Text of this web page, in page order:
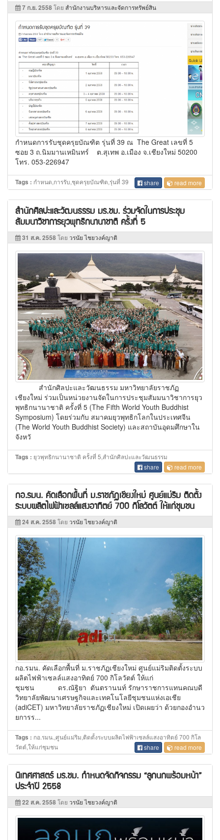
7 ก.ย. 2558โดย สำนักงานบริหารและจัดการทรัพย์สิน
กำหนดการรับชุดครุยบัณฑิต รุ่นที่ 39 ณ The Great เลขที่ 5
ซอย 3 ถ.นิมมานเหมินทร์ ต.สุเทพ อ.เมือง จ.เชียงใหม่ 50200
โทร. 053-226947
Tags : กำหนด,การรับ,ชุดครุยบัณฑิต,รุ่นที่ 39 share read more
สำนักศิลปะและวัฒนธรรม มร.ชม. ร่วมจัดในการประชุม
สัมมนาวิชาการยุวพุทธิกนานาชาติ ครั้งที่ 5
31 ส.ค. 2558โดย วรนัย ไชยวงค์ญาติ
สำนักศิลปะและวัฒนธรรม มหาวิทยาลัยราชภัฏ
เชียงใหม่ ร่วมเป็นหน่วยงานจัดในการประชุมสัมมนาวิชาการยุว
พุทธิกนานาชาติ ครั้งที่ 5 (The Fifth World Youth Buddhist
Symposium) โดยร่วมกับ สมาคมยุวพุทธิกโลกในประเทศจีน
(The World Youth Buddhist Society) และสถาบันอุดมศึกษาใน
จังหวั
Tags : ยุวพุทธิกนานาชาติ ครั้งที่ 5,สำนักศิลปะและวัฒนธรรม
share
read more
กอ.รมน. คัดเลือกพื้นที่ ม.ราชภัฏเชียงใหม่ ศูนย์แม่ริม ติดตั้ง
ระบบผลิตไฟฟ้าเซลล์แสงอาทิตย์ 700 กิโลวัตต์ ให้แก่ชุมชน
24 ส.ค. 2558โดย วรนัย ไชยวงค์ญาติ
กอ.รมน. คัดเลือกพื้นที่ ม.ราชภัฏเชียงใหม่ ศูนย์แม่ริมติดตั้งระบบ
ผลิตไฟฟ้าเซลล์แสงอาทิตย์ 700 กิโลวัตต์ ให้แก่
ชุมชน ดร.ณัฐิยา ตันตรานนท์ รักษาราชการแทนคณบดี
วิทยาลัยพัฒนาเศรษฐกิจและเทคโนโลยีชุมชนแห่งเอเชีย
(adiCET) มหาวิทยาลัยราชภัฏเชียงใหม่ เปิดเผยว่า ด้วยกองอำนว
ยการร...
Tags : กอ.รมน.,ศูนย์แม่ริม,ติดตั้งระบบผลิตไฟฟ้าเซลล์แสงอาทิตย์ 700 กิโล
วัตต์,ให้แก่ชุมชน
share read more
นิเทศศาสตร์ มร.ชม. กำหนดจัดกิจกรรม “ลูกนกพร้อมหน้า”
ประจำปี 2558
22 ส.ค. 2558โดย วรนัย ไชยวงค์ญาติ